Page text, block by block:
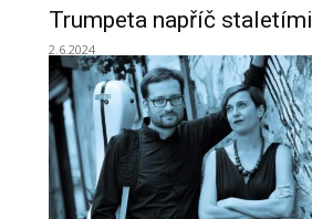
Trumpeta napříč staletími
2.6.2024